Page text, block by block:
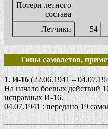
Потери летного
состава
Летчики
54
Типы самолетов,
1.И-16 (22.06.1941 –
На начало боевых действий
исправных И-16.
04.07.1941 : передано 19